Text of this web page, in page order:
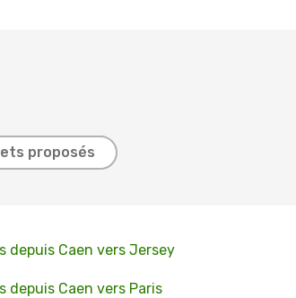
proposés
depuis Caen vers Jersey
depuis Caen vers Paris